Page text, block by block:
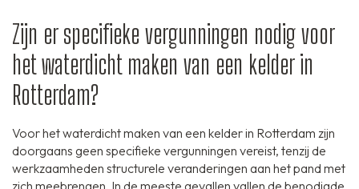
Zijn er specifieke vergunningen nodig voor
het waterdicht maken van een kelder in
Rotterdam?
Voor het waterdicht maken van een kelder in Rotterdam zijn
doorgaans geen specifieke vergunningen vereist, tenzij de
werkzaamheden structurele veranderingen aan het pand met
zich meebrengen. In de meeste gevallen vallen de benodigde